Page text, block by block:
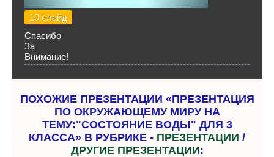
10 слайд
Спасибо
За
Внимание!
ПОХОЖИЕ ПРЕЗЕНТАЦИИ «ПРЕЗЕНТАЦИЯ
ПО ОКРУЖАЮЩЕМУ МИРУ НА
ТЕМУ:"СОСТОЯНИЕ ВОДЫ" ДЛЯ 3
КЛАССА» В РУБРИКЕ - ПРЕЗЕНТАЦИИ /
ДРУГИЕ ПРЕЗЕНТАЦИИ: